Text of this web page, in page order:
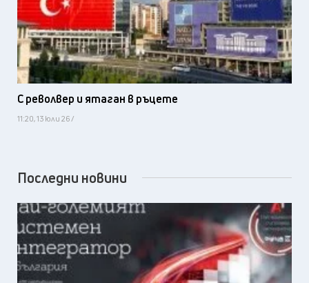
С револвер и ятаган в ръцете
11:20, 13 юли 26 /
Последни новини